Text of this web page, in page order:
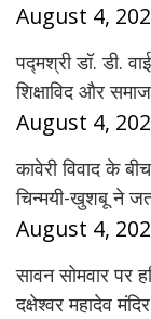
August 4,
पद्मश्री डॉ. डी.
शिक्षाविद और
August 4,
कावेरी विवाद के
चिन्मयी-खुशबू ने
August 4,
सावन सोमवार पर
दक्षेश्वर महादेव